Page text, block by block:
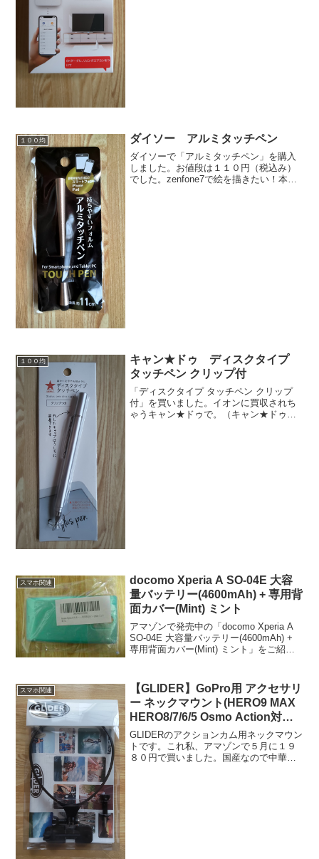
１００均 ダイソー アルミタッチペン
ダイソーで「アルミタッチペン」を購入
しました。お値段は１１０円（税込み）
でした。zenfone7で絵を描きたい！本当
１００均
キャン★ドゥ ディスクタイプ
タッチペン クリップ付
「ディスクタイプ タッチペン クリップ
付」を買いました。イオンに買収されち
ゃうキャン★ドゥで。（キャン★ドゥが
スマホ関連
docomo Xperia A SO-04E 大容
量バッテリー(4600mAh) + 専用背
面カバー(Mint) ミント
アマゾンで発売中の「docomo Xperia A
SO-04E 大容量バッテリー(4600mAh) +
専用背面カバー(Mint) ミント」をご紹介
た。現在はお値段がも...
スマホ関連
【GLIDER】GoPro用 アクセサリ
ー ネックマウント(HERO9 MAX
HERO8/7/6/5 Osmo Action対応)
GLD4737MJ53B
GLIDERのアクションカム用ネックマウン
トです。これ私、アマゾンで５月に１９
８０円で買いました。国産なので中華産